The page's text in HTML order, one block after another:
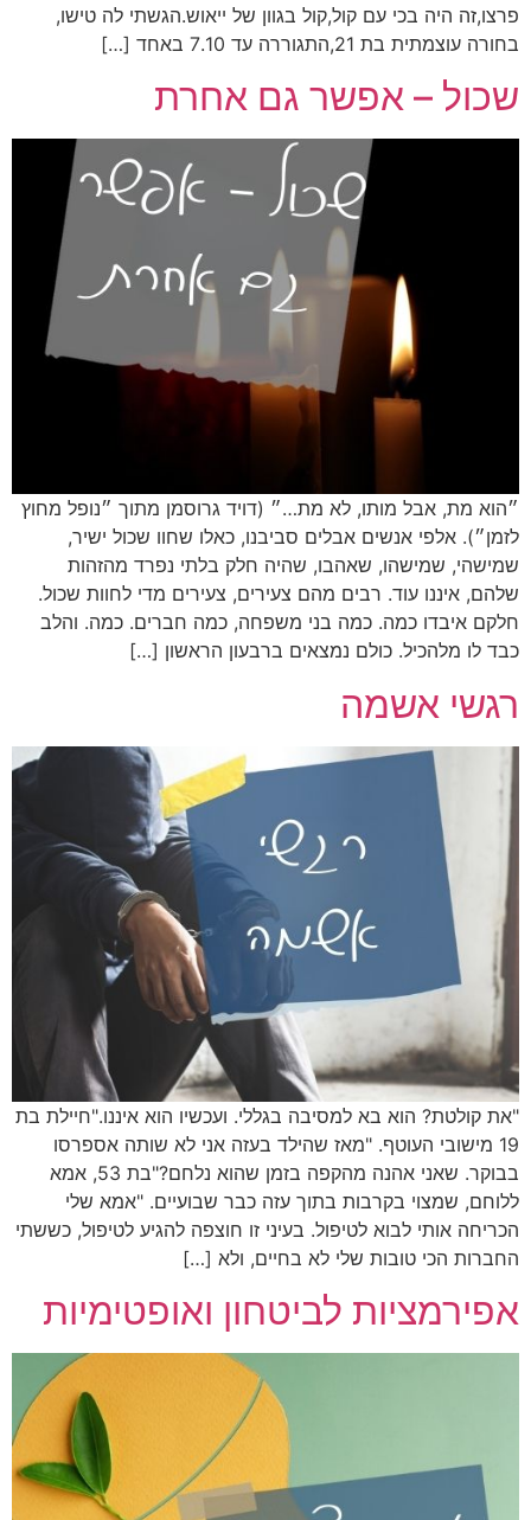
פרצו,זה היה בכי עם קול,קול בגוון של ייאוש.הגשתי לה טישו,
בחורה עוצמתית בת 21,התגוררה עד 7.10 באחד […]
שכול – אפשר גם אחרת
״הוא מת, אבל מותו, לא מת…״ (דויד גרוסמן מתוך ״נופל מחוץ
לזמן״). אלפי אנשים אבלים סביבנו, כאלו שחוו שכול ישיר,
שמישהי, שמישהו, שאהבו, שהיה חלק בלתי נפרד מהזהות
שלהם, איננו עוד. רבים מהם צעירים, צעירים מדי לחוות שכול.
חלקם איבדו כמה. כמה בני משפחה, כמה חברים. כמה. והלב
כבד לו מלהכיל. כולם נמצאים ברבעון הראשון […]
רגשי אשמה
"את קולטת? הוא בא למסיבה בגללי. ועכשיו הוא איננו."חיילת בת
19 מישובי העוטף. "מאז שהילד בעזה אני לא שותה אספרסו
בבוקר. שאני אהנה מהקפה בזמן שהוא נלחם?"בת 53, אמא
ללוחם, שמצוי בקרבות בתוך עזה כבר שבועיים. "אמא שלי
הכריחה אותי לבוא לטיפול. בעיני זו חוצפה להגיע לטיפול, כששתי
החברות הכי טובות שלי לא בחיים, ולא […]
אפירמציות לביטחון ואופטימיות